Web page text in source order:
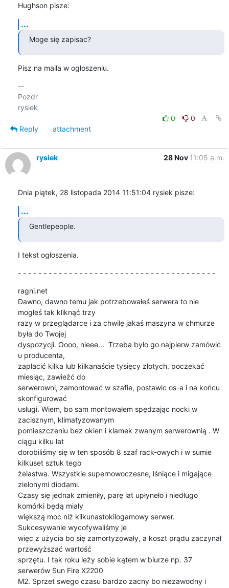
Hughson pisze:
...
Moge się zapisac?
Pisz na maila w ogłoszeniu.
--
Pozdr
0
0
Reply
attachment
rysiek 28 Nov 11:05 a.m.
Dnia piątek, 28 listopada 2014 11:51:04 rysiek pisze:
...
Gentlepeople.
I tekst ogłoszenia.
- - - - - - - - - - - - - - - - - - - - - - - - - - - - - - - - - - - - - - -
ragni.net
Dawno, dawno temu jak potrzebowałeś serwera to nie
mogłeś tak kliknąć trzy
razy w przeglądarce i za chwilę jakaś maszyna w chmurze
była do Twojej
dyspozycji. Oooo, nieee...  Trzeba było go najpierw zamówić
u producenta,
zapłacić kilka lub kilkanaście tysięcy złotych, poczekać
miesiąc, zawieźć do
serwerowni, zamontować w szafie, postawic os-a i na końcu
skonfigurować
usługi. Wiem, bo sam montowałem spędzając nocki w
zacisznym, klimatyzowanym
pomieszczeniu bez okien i klamek zwanym serwerownią . W
ciągu kilku lat
dorobiliśmy się w ten sposób 8 szaf rack-owych i w sumie
kilkuset sztuk tego
żelastwa. Wszystkie supernowoczesne, lśniące i migające
zielonymi diodami.
Czasy się jednak zmieniły, parę lat upłyneło i niedługo
komórki będą miały
większą moc niż kilkunastokilogamowy serwer.
Sukcesywanie wycofywaliśmy je
więc z użycia bo się zamortyzowały, a koszt prądu zaczynał
przewyższać wartość
sprzętu. I tak roku leży sobie kątem w biurze np. 37
serwerów Sun Fire X2200
M2. Sprzet swego czasu bardzo zacny bo niezawodny i